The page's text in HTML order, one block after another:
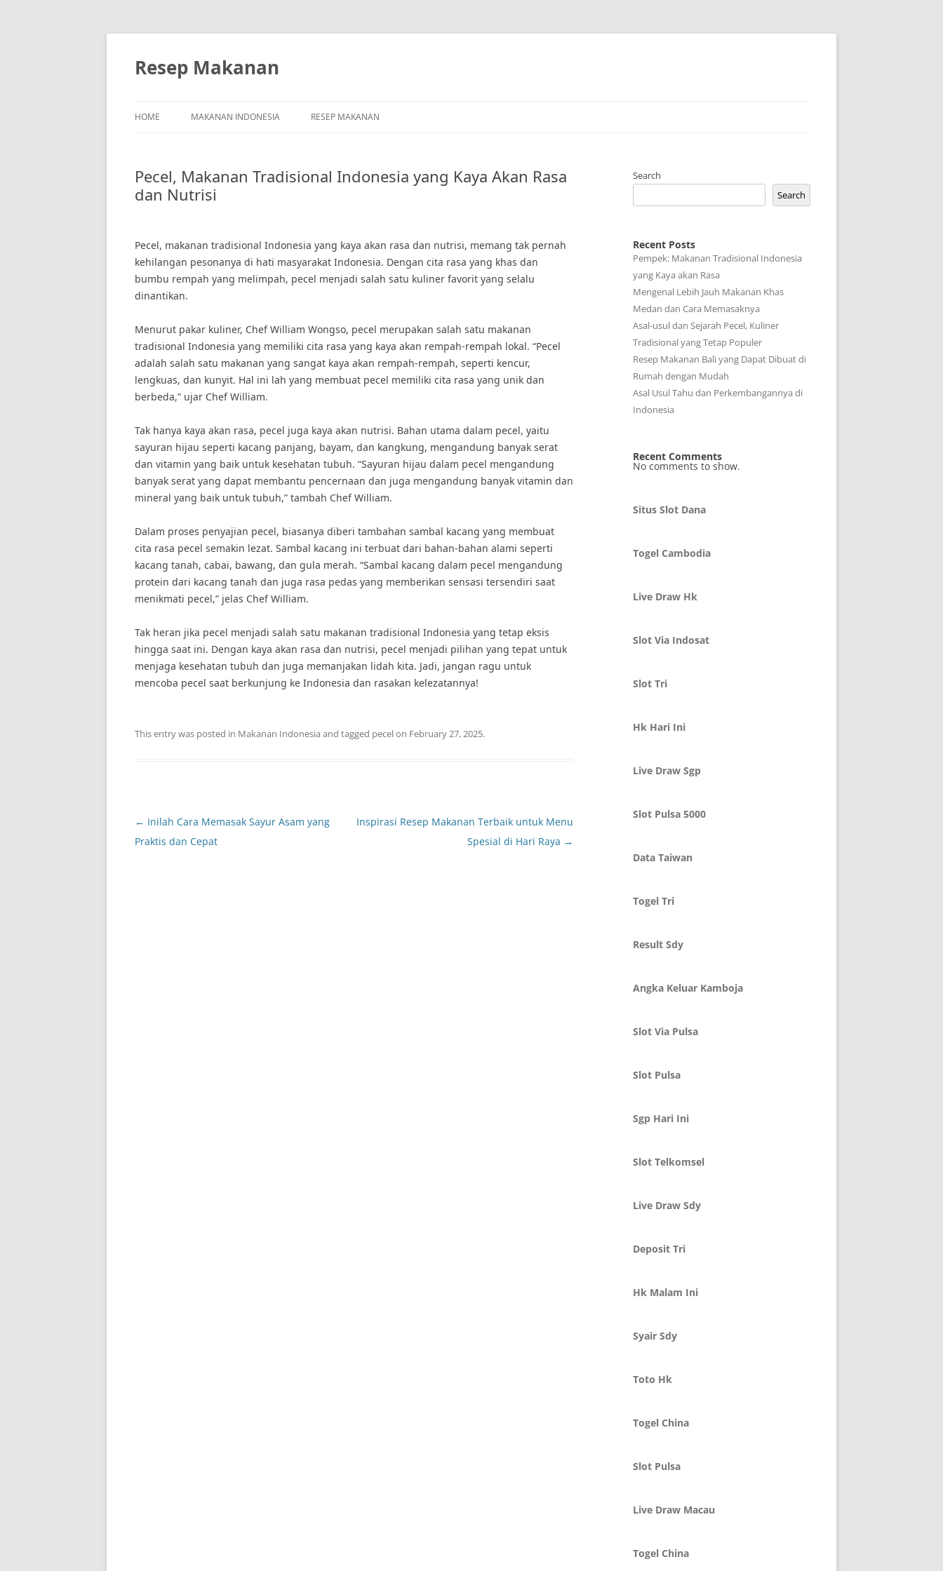
Skip
Resep Makanan
HOME MAKANAN INDONESIA RESEP MAKANAN
Pecel, Makanan Tradisional Indonesia yang Kaya Akan Rasa
dan Nutrisi
Pecel, makanan tradisional Indonesia yang kaya akan rasa dan nutrisi, memang tak pernah
kehilangan pesonanya di hati masyarakat Indonesia. Dengan cita rasa yang khas dan
bumbu rempah yang melimpah, pecel menjadi salah satu kuliner favorit yang selalu
dinantikan.
Menurut pakar kuliner, Chef William Wongso, pecel merupakan salah satu makanan
tradisional Indonesia yang memiliki cita rasa yang kaya akan rempah-rempah lokal. “Pecel
adalah salah satu makanan yang sangat kaya akan rempah-rempah, seperti kencur,
lengkuas, dan kunyit. Hal ini lah yang membuat pecel memiliki cita rasa yang unik dan
berbeda,” ujar Chef William.
Tak hanya kaya akan rasa, pecel juga kaya akan nutrisi. Bahan utama dalam pecel, yaitu
sayuran hijau seperti kacang panjang, bayam, dan kangkung, mengandung banyak serat
dan vitamin yang baik untuk kesehatan tubuh. “Sayuran hijau dalam pecel mengandung
banyak serat yang dapat membantu pencernaan dan juga mengandung banyak vitamin dan
mineral yang baik untuk tubuh,” tambah Chef William.
Dalam proses penyajian pecel, biasanya diberi tambahan sambal kacang yang membuat
cita rasa pecel semakin lezat. Sambal kacang ini terbuat dari bahan-bahan alami seperti
kacang tanah, cabai, bawang, dan gula merah. “Sambal kacang dalam pecel mengandung
protein dari kacang tanah dan juga rasa pedas yang memberikan sensasi tersendiri saat
menikmati pecel,” jelas Chef William.
Tak heran jika pecel menjadi salah satu makanan tradisional Indonesia yang tetap eksis
hingga saat ini. Dengan kaya akan rasa dan nutrisi, pecel menjadi pilihan yang tepat untuk
menjaga kesehatan tubuh dan juga memanjakan lidah kita. Jadi, jangan ragu untuk
mencoba pecel saat berkunjung ke Indonesia dan rasakan kelezatannya!
This entry was posted in Makanan Indonesia and tagged pecelon February 27, 2025.
Post
navigation
← Inilah Cara Memasak Sayur Asam yang
Praktis dan Cepat
Inspirasi Resep Makanan Terbaik untuk Menu
Spesial di Hari Raya →
Search
Search
Recent Posts
Pempek: Makanan Tradisional Indonesia
yang Kaya akan Rasa
Mengenal Lebih Jauh Makanan Khas
Medan dan Cara Memasaknya
Asal-usul dan Sejarah Pecel, Kuliner
Tradisional yang Tetap Populer
Resep Makanan Bali yang Dapat Dibuat di
Rumah dengan Mudah
Asal Usul Tahu dan Perkembangannya di
Indonesia
Recent Comments
No comments to show.
Situs Slot Dana
Togel Cambodia
Live Draw Hk
Slot Via Indosat
Slot Tri
Hk Hari Ini
Live Draw Sgp
Slot Pulsa 5000
Data Taiwan
Togel Tri
Result Sdy
Angka Keluar Kamboja
Slot Via Pulsa
Slot Pulsa
Sgp Hari Ini
Slot Telkomsel
Live Draw Sdy
Deposit Tri
Hk Malam Ini
Syair Sdy
Toto Hk
Togel China
Slot Pulsa
Live Draw Macau
Togel China